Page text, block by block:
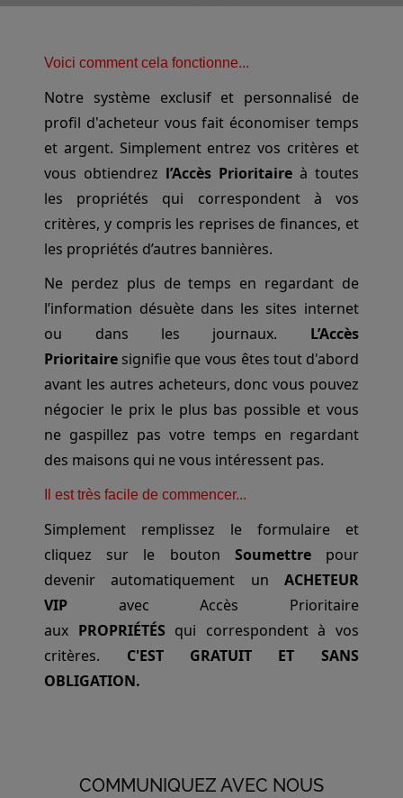
Voici comment cela fonctionne...
Notre système exclusif et personnalisé de
profil d'acheteur vous fait économiser temps
et argent. Simplement entrez vos critères et
vous obtiendrez l’Accès Prioritaireà toutes
les propriétés qui correspondent à vos
critères, y compris les reprises de finances, et
les propriétés d’autres bannières.
Ne perdez plus de temps en regardant de
l’information désuète dans les sites internet
ou dans les journaux. L’Accès
Prioritaire signifie que vous êtes tout d'abord
avant les autres acheteurs, donc vous pouvez
négocier le prix le plus bas possible et vous
ne gaspillez pas votre temps en regardant
des maisons qui ne vous intéressent pas.
Il est très facile de commencer...
Simplement remplissez le formulaire et
cliquez sur le bouton Soumettrepour
devenir automatiquement un ACHETEUR
VIP avec Accès Prioritaire
aux PROPRIÉTÉS qui correspondent à vos
critères. C'EST GRATUIT ET SANS
OBLIGATION.
COMMUNIQUEZ AVEC NOUS